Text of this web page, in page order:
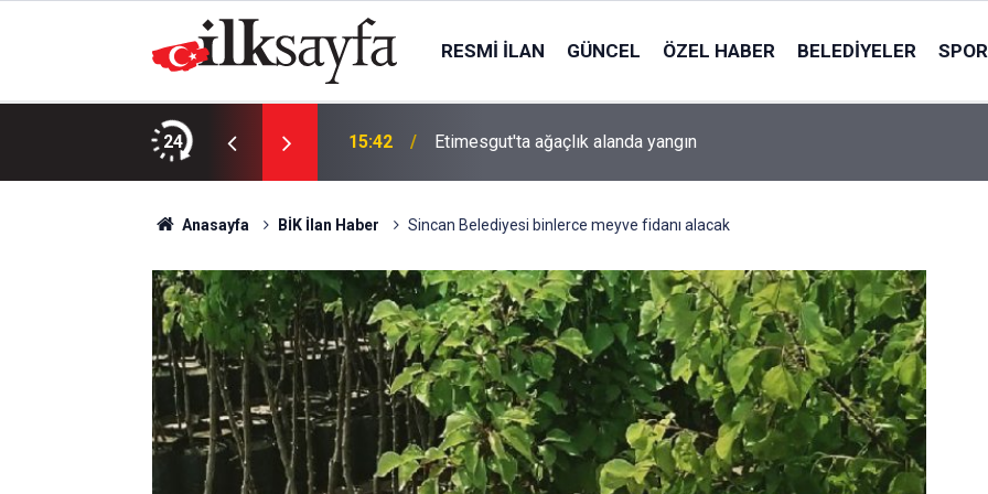
RESMI İLAN GÜNCEL ÖZEL HABER BELEDIYELER SPOR
24 15:42 Etimesgut'ta ağaçlık alanda yangın
Anasayfa BİK İlan Haber Sincan Belediyesi binlerce meyve fidanı alacak